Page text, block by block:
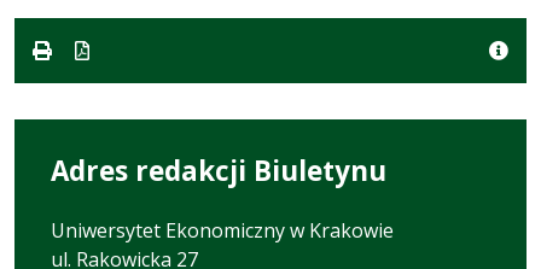
formacie:
42
Adres redakcji Biuletynu
Uniwersytet Ekonomiczny w Krakowie
ul. Rakowicka 27